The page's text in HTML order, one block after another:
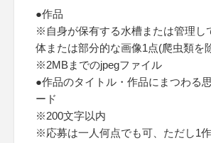
●作品
※自身が保有する水槽または管理し
体または部分的な画像1点(爬虫類を
※2MBまでのjpegファイル
●作品のタイトル・作品にまつわる
ード
※200文字以内
※応募は一人何点でも可、ただし1